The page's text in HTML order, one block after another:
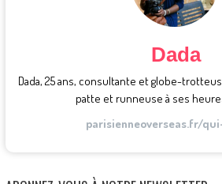
Dada
Dada, 25 ans, consultante et globe-
patte et runneuse à ses
parisienneoverseas.fr/